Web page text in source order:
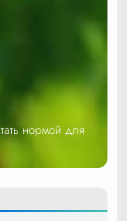
нормой для